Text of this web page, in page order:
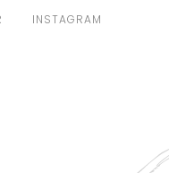
INSTAGRAM